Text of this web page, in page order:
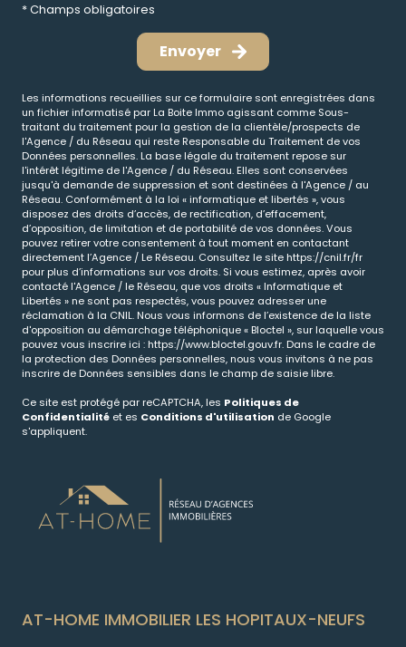
* Champs obligatoires
Envoyer
Les informations recueillies sur ce formulaire sont enregistrées dans
un fichier informatisé par La Boite Immo agissant comme Sous-
traitant du traitement pour la gestion de la clientèle/prospects de
l'Agence / du Réseau qui reste Responsable du Traitement de vos
Données personnelles. La base légale du traitement repose sur
l'intérêt légitime de l'Agence / du Réseau. Elles sont conservées
jusqu'à demande de suppression et sont destinées à l'Agence / au
Réseau. Conformément à la loi « informatique et libertés », vous
disposez des droits d’accès, de rectification, d’effacement,
d’opposition, de limitation et de portabilité de vos données. Vous
pouvez retirer votre consentement à tout moment en contactant
directement l’Agence / Le Réseau. Consultez le sitehttps://cnil.fr/fr
pour plus d’informations sur vos droits. Si vous estimez, après avoir
contacté l'Agence / le Réseau, que vos droits « Informatique et
Libertés » ne sont pas respectés, vous pouvez adresser une
réclamation à la CNIL. Nous vous informons de l’existence de la liste
d'opposition au démarchage téléphonique « Bloctel », sur laquelle vous
pouvez vous inscrire ici :https://www.bloctel.gouv.fr. Dans le cadre de
la protection des Données personnelles, nous vous invitons à ne pas
inscrire de Données sensibles dans le champ de saisie libre.
Ce site est protégé par reCAPTCHA, les Politiques de
Confidentialité et es Conditions d'utilisation de Google
s'appliquent.
AT-HOME IMMOBILIER LES HOPITAUX-NEUFS